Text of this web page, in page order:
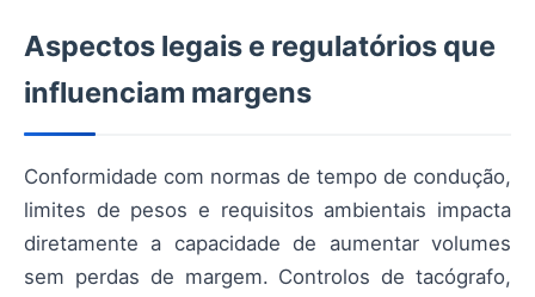
Aspectos legais e regulatórios que
influenciam margens
Conformidade com normas de tempo de condução,
limites de pesos e requisitos ambientais impacta
diretamente a capacidade de aumentar volumes
sem perdas de margem. Controlos de tacógrafo,